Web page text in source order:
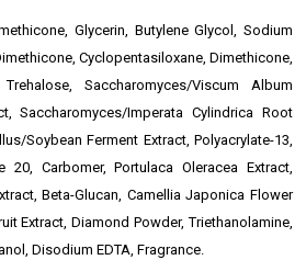
Glycerin, Butylene Glycol, Sodium
Cyclopentasiloxane, Dimethicone,
Saccharomyces/Viscum Album
Saccharomyces/Imperata Cylindrica Root
Soybean Ferment Extract, Polyacrylate-13,
20, Carbomer, Portulaca Oleracea Extract,
Beta-Glucan, Camellia Japonica Flower
Extract, Diamond Powder, Triethanolamine,
Disodium EDTA, Fragrance.